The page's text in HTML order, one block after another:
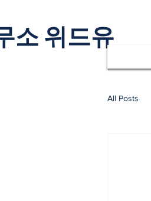
소 위드유
All Posts